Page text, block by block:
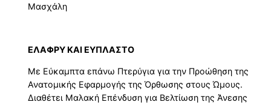
Μασχάλη
ΕΛΑΦΡΥ ΚΑΙ ΕΥΠΛΑΣΤΟ
Με Εύκαμπτα επάνω Πτερύγια για την Προώθηση της
Ανατομικής Εφαρμογής της Όρθωσης στους Ώμους.
Διαθέτει Μαλακή Επένδυση για Βελτίωση της Άνεσης